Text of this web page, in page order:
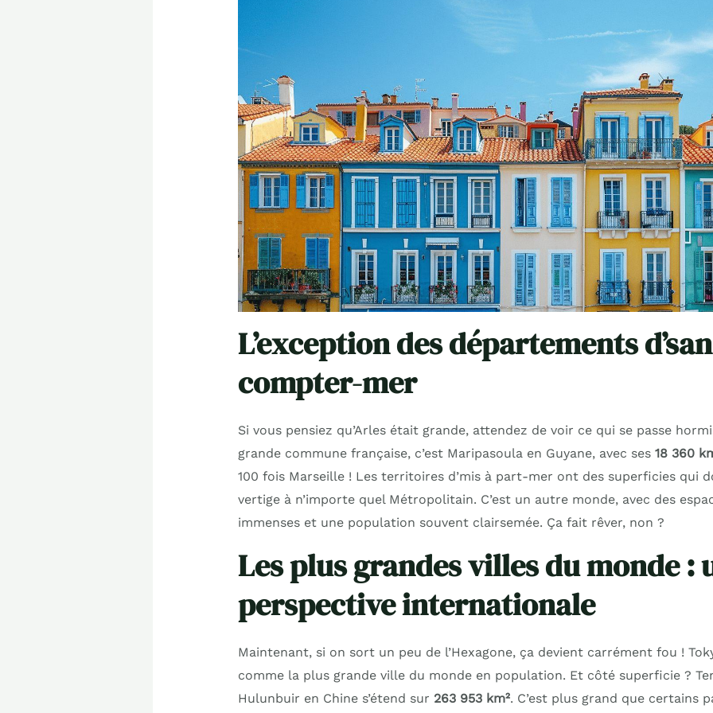
L’exception des départements
compter-mer
Si vous pensiez qu’Arles était grande, attendez de voir ce qui se passe
grande commune française, c’est Maripasoula en Guyane, avec ses 18 360
100 fois Marseille ! Les territoires d’mis à part-mer ont des superficies qui
vertige à n’importe quel Métropolitain. C’est un autre monde, avec des
immenses et une population souvent clairsemée. Ça fait rêver, non ?
Les plus grandes villes du monde :
perspective internationale
Maintenant, si on sort un peu de l’Hexagone, ça devient carrément fou !
comme la plus grande ville du monde en population. Et côté superficie ?
Hulunbuir en Chine s’étend sur 263 953 km². C’est plus grand que certains